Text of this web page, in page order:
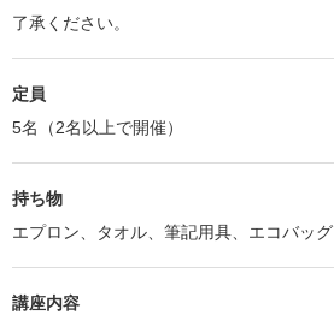
了承ください。
定員
5名（2名以上で開催）
持ち物
エプロン、タオル、筆記用具、エコバッグ
講座内容